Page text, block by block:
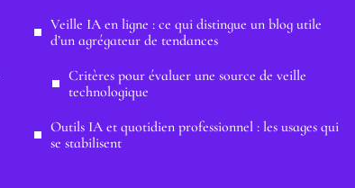
Veille IA en ligne : ce qui distingue un blog utile
d’un agrégateur de tendances
Critères pour évaluer une source de veille
technologique
Outils IA et quotidien professionnel : les usages qui
se stabilisent